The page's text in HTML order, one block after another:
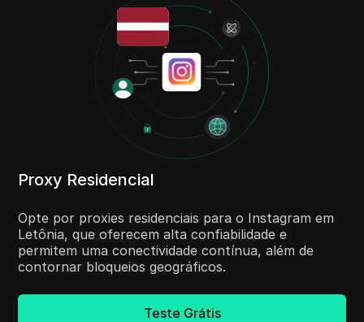
Proxy Residencial
Opte por proxies residenciais para o Instagram em
Letônia, que oferecem alta confiabilidade e
permitem uma conectividade contínua, além de
contornar bloqueios geográficos.
Teste Grátis